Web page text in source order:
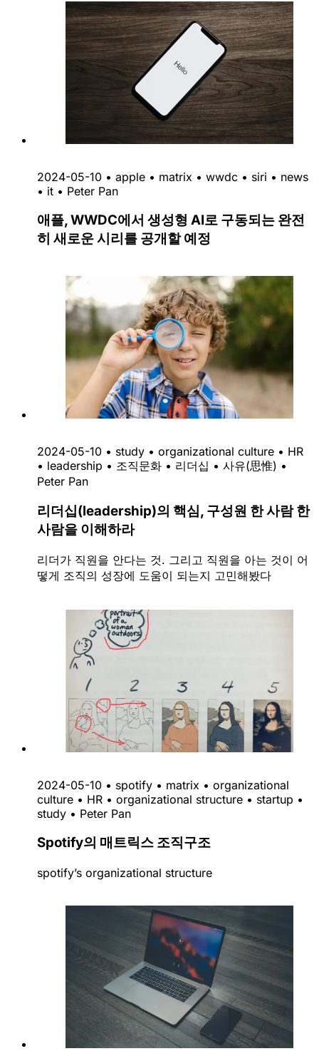
2024-05-10 • apple • matrix • wwdc • siri • news
• it • Peter Pan
애플, WWDC에서 생성형 AI로 구동되는 완전
히 새로운 시리를 공개할 예정
2024-05-10 • study • organizational culture • HR
• leadership • 조직문화 • 리더십 • 사유(思惟) •
Peter Pan
리더십(leadership)의 핵심, 구성원 한 사람 한
사람을 이해하라
리더가 직원을 안다는 것. 그리고 직원을 아는 것이 어
떻게 조직의 성장에 도움이 되는지 고민해봤다
2024-05-10 • spotify • matrix • organizational
culture • HR • organizational structure • startup •
study • Peter Pan
Spotify의 매트릭스 조직구조
spotify’s organizational structure